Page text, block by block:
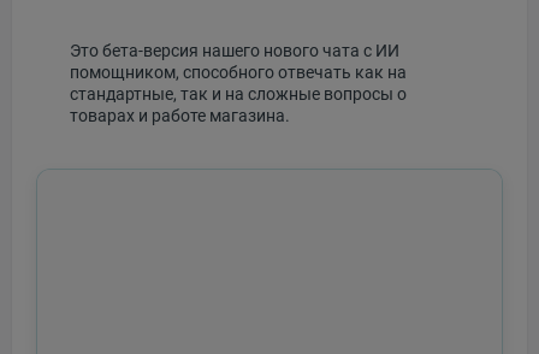
Это бета-версия нашего нового чата с ИИ
помощником, способного отвечать как на
стандартные, так и на сложные вопросы о
товарах и работе магазина.